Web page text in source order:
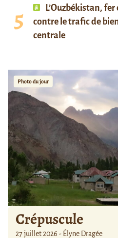
L’Ouzbékistan,
contre le trafic de
centrale
Photo du jour
Crépuscule
27 juillet 2026 - Élyne Dragée